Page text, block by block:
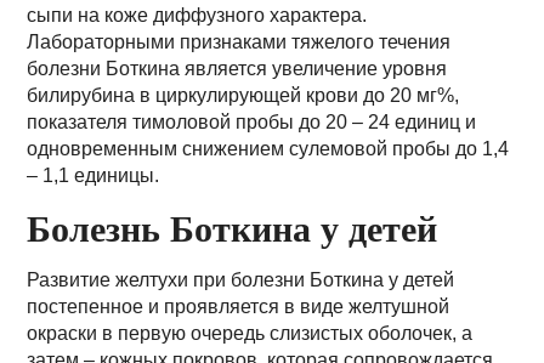
сыпи на коже диффузного характера.
Лабораторными признаками тяжелого течения
болезни Боткина является увеличение уровня
билирубина в циркулирующей крови до 20 мг%,
показателя тимоловой пробы до 20 – 24 единиц и
одновременным снижением сулемовой пробы до 1,4
– 1,1 единицы.
Болезнь Боткина у детей
Развитие желтухи при болезни Боткина у детей
постепенное и проявляется в виде желтушной
окраски в первую очередь слизистых оболочек, а